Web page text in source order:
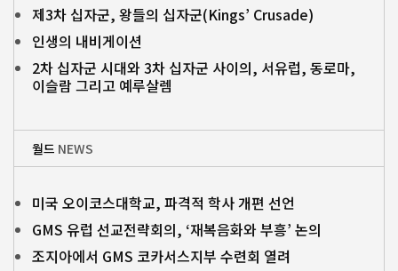
제3차 십자군, 왕들의 십자군(Kings’ Crusade)
인생의 내비게이션
2차 십자군 시대와 3차 십자군 사이의, 서유럽, 동로마,
이슬람 그리고 예루살렘
월드 NEWS
미국 오이코스대학교, 파격적 학사 개편 선언
GMS 유럽 선교전략회의, ‘재복음화와 부흥’ 논의
조지아에서 GMS 코카서스지부 수련회 열려